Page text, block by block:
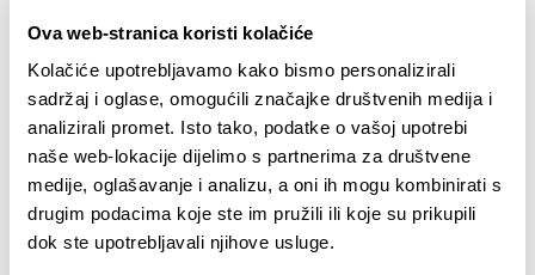
Ova web-stranica koristi kolačiće
Kolačiće upotrebljavamo kako bismo personalizirali
sadržaj i oglase, omogućili značajke društvenih medija i
analizirali promet. Isto tako, podatke o vašoj upotrebi
naše web-lokacije dijelimo s partnerima za društvene
medije, oglašavanje i analizu, a oni ih mogu kombinirati s
drugim podacima koje ste im pružili ili koje su prikupili
dok ste upotrebljavali njihove usluge.
Kupite danas